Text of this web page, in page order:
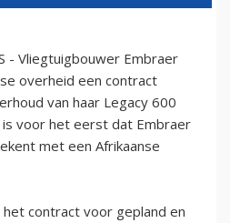
- Vliegtuigbouwer Embraer
overheid een contract
van haar Legacy 600
voor het eerst dat Embraer
met een Afrikaanse
contract voor gepland en